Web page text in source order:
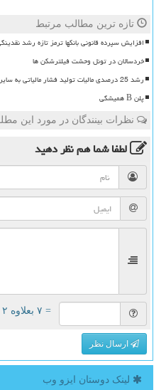
تازه ترین مطالب مرتبط
افزایش سپرده قانونی بانکها ترمز تازه رشد
خردسالان در تونل وحشت فیلترشکن ها
رشد 25 درصدی مالیات تولید فشار مالیاتی به سایر حوزه ها منتقل شد
پلن B همیشگی
نظرات بینندگان در مورد این
لطفا شما همنظر دهید
= ۷ بعلاوه ۲
ارسال نظر
لینک دوستان ایزو وب